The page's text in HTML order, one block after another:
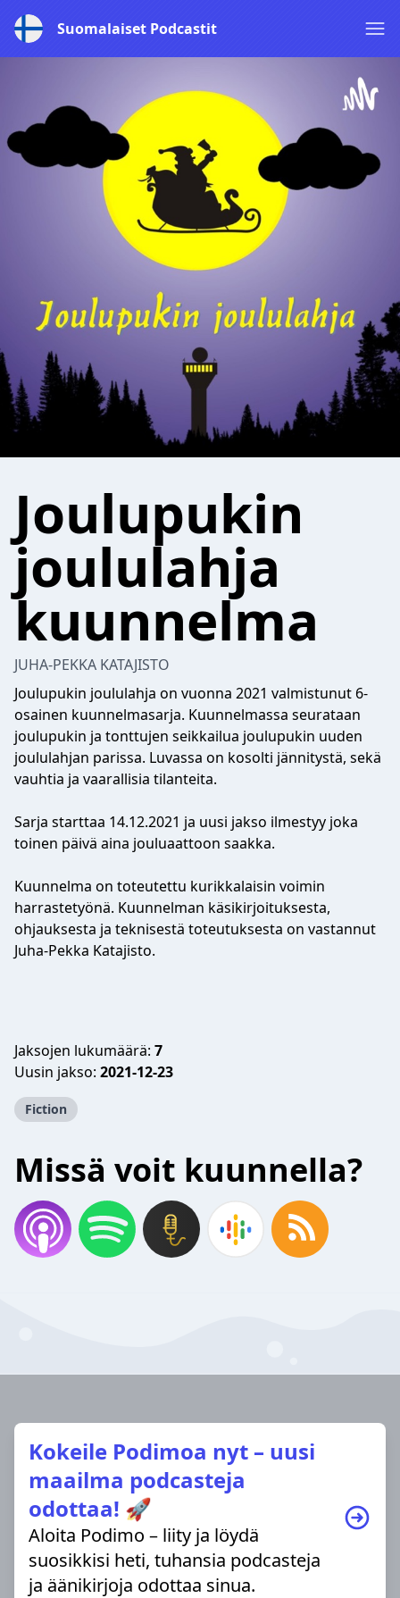
Suomalaiset Podcastit
Joulupukin
joululahja
kuunnelma
JUHA-PEKKA KATAJISTO
Joulupukin joululahja on vuonna 2021 valmistunut 6-
osainen kuunnelmasarja. Kuunnelmassa seurataan
joulupukin ja tonttujen seikkailua joulupukin uuden
joululahjan parissa. Luvassa on kosolti jännitystä, sekä
vauhtia ja vaarallisia tilanteita.
Sarja starttaa 14.12.2021 ja uusi jakso ilmestyy joka
toinen päivä aina jouluaattoon saakka.
Kuunnelma on toteutettu kurikkalaisin voimin
harrastetyönä. Kuunnelman käsikirjoituksesta,
ohjauksesta ja teknisestä toteutuksesta on vastannut
Juha-Pekka Katajisto.
Jaksojen lukumäärä: 7
Uusin jakso: 2021-12-23
Fiction
Missä voit kuunnella?
Kokeile Podimoa nyt – uusi
maailma podcasteja
odottaa! 🚀
Aloita Podimo – liity ja löydä
suosikkisi heti, tuhansia podcasteja
ja äänikirjoja odottaa sinua.